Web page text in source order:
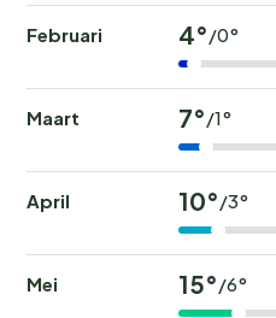
Februari 4°/0°
Maart 7°/1°
April 10°/3°
Mei 15°/6°